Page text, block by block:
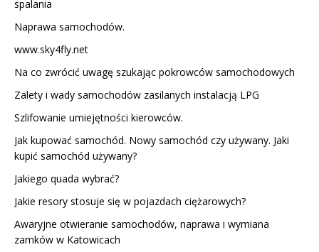
spalania
Naprawa samochodów.
www.sky4fly.net
Na co zwrócić uwagę szukając pokrowców samochodowych
Zalety i wady samochodów zasilanych instalacją LPG
Szlifowanie umiejętności kierowców.
Jak kupować samochód. Nowy samochód czy używany. Jaki
kupić samochód używany?
Jakiego quada wybrać?
Jakie resory stosuje się w pojazdach ciężarowych?
Awaryjne otwieranie samochodów, naprawa i wymiana
zamków w Katowicach